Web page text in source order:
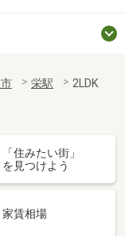
栄駅 2LDK
「住みたい街」
を見つけよう
家賃相場